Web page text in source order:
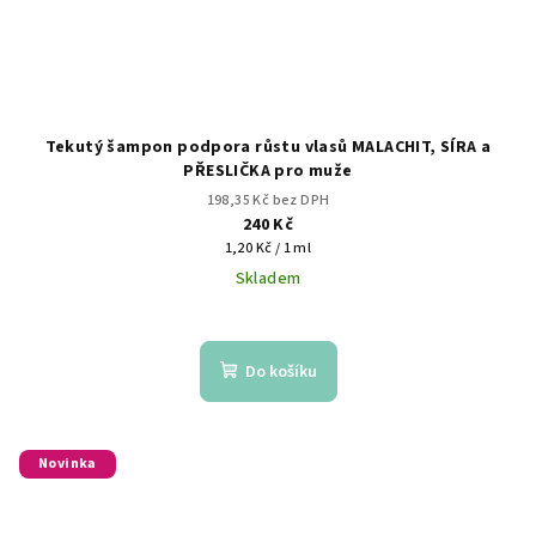
Tekutý šampon podpora růstu vlasů MALACHIT, SÍRA a
PŘESLIČKA pro muže
198,35 Kč bez DPH
240 Kč
Měrná
cena:
1,20 Kč / 1 ml
Skladem
Do košíku
Novinka